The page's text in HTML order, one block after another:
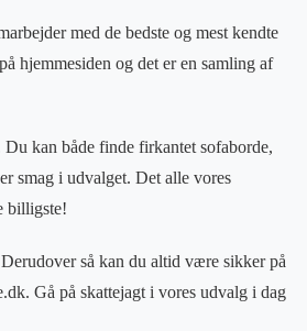
med de bedste og mest kendte
hjemmesiden og det er en samling af
kan både finde firkantet sofaborde,
smag i udvalget. Det alle vores
billigste!
så kan du altid være sikker på
Gå på skattejagt i vores udvalg i dag